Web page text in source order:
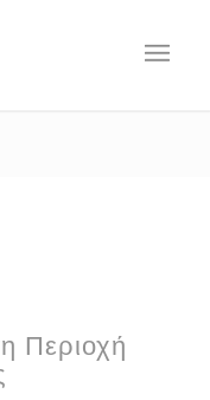
Περιοχή